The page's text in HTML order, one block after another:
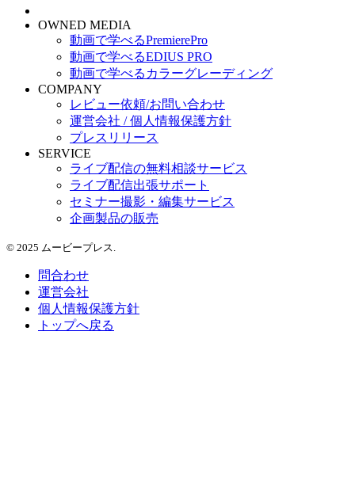
OWNED MEDIA
動画で学べるPremierePro
動画で学べるEDIUS PRO
動画で学べるカラーグレーディング
COMPANY
レビュー依頼/お問い合わせ
運営会社 / 個人情報保護方針
プレスリリース
SERVICE
ライブ配信の無料相談サービス
ライブ配信出張サポート
セミナー撮影・編集サービス
企画製品の販売
© 2025 ムービープレス.
問合わせ
運営会社
個人情報保護方針
トップへ戻る